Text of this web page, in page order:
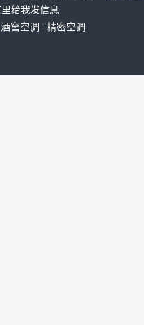
酒窖空调 精密空调